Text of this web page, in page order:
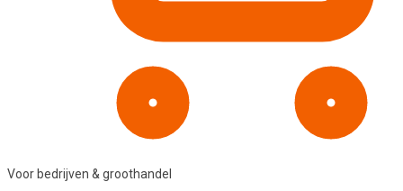
Voor bedrijven & groothandel